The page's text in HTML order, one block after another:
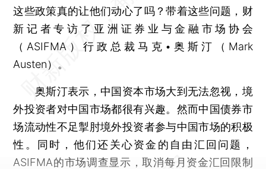
这些政策真的让他们动心了吗？带着这些问题，财
新记者专访了亚洲证券业与金融市场协会
（ASIFMA）行政总裁马克•奥斯汀（Mark
Austen）。
奥斯汀表示，中国资本市场大到无法忽视，境
外投资者对中国市场都很有兴趣。然而中国债券市
场流动性不足掣肘境外投资者参与中国市场的积极
性。同时，他们还关心资金的自由汇回问题，
ASIFMA的市场调查显示，取消每月资金汇回限制